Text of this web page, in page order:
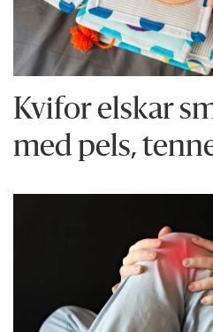
Kvifor elskar
med pels,